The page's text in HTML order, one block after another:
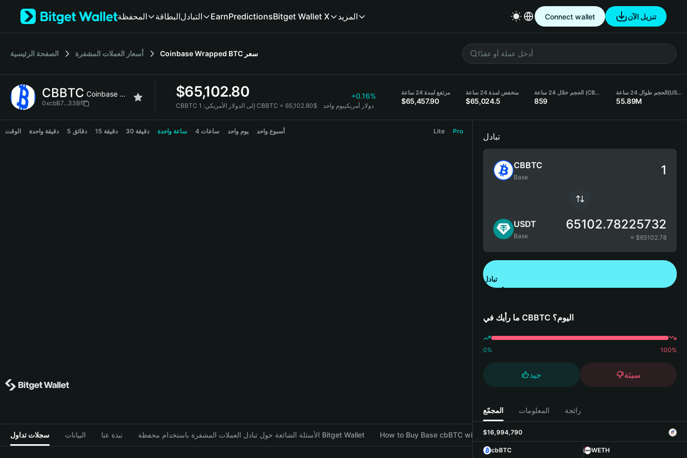
Tiếng Việt
Español (Latinoamérica)
Français
Deutsch
繁體中文
المحفظة البطاقةالتبادل EarnPredictionsBitget Wallet X المزيد Connect wallet تنزيل الآن
الصفحة الرئيسية أسعار العملات المشفرة Coinbase Wrapped BTC سعر
CBBTC Coinbase Wrapped BTC
0xcbB7...33Bf
$65,102.80 +0.16%
CBBTC إلى الدولار الأمريكي: 1 CBBTC = 65,102.80$ دولار أمريكييوم واحد
مرتفع لمدة 24 ساعة
$65,457.90
منخفض لمدة 24 ساعة
$65,024.5
الحجم خلال 24 ساعة (CBBTC)
859
الحجم طوال 24 ساعة(USDT)
55.89M
CBBTC Price Chart
الوقت دقيقة واحدة 5 دقائق 15 دقيقة 30 دقيقة ساعة واحدة 4 ساعات يوم واحد أسبوع واحد Lite Pro
سجلات تداول البيانات نبذة عنا الأسئلة الشائعة حول تبادل العملات المشفرة باستخدام محفظة Bitget Wallet How to Buy Base cbBTC with Bitget Wallet
تبادل
CBBTC
Base
USDT
Base
65102.78225732
≈ $65102.78
تبادل
ما رأيك في CBBTC اليوم؟
0% 100%
جيد سيئة
المجمّع المعلومات رائجة
$16,994,790
cbBTC
WETH